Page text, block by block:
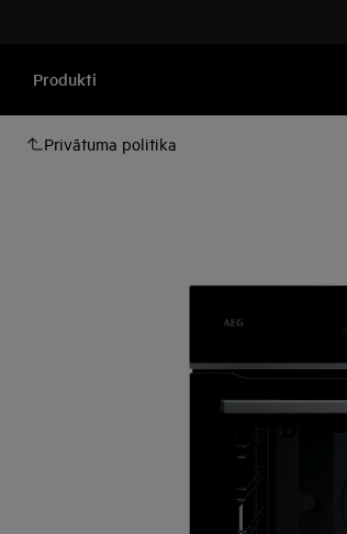
Produkti
Privātuma politika